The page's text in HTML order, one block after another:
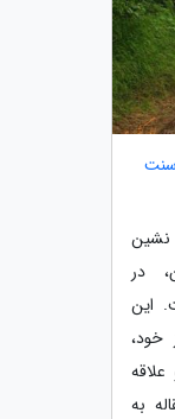
سنت
نشین
در
این
خود،
به